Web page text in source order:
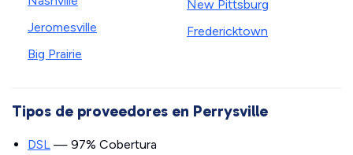
Jeromesville
Big Prairie
New Pittsburg
Fredericktown
Tipos de proveedores en Perrysville
DSL — 97% Cobertura